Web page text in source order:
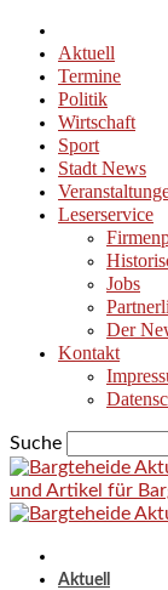
Aktuell
Termine
Politik
Wirtschaft
Sport
Stadt News
Leserservice
Jobs
Der
Kontakt
Suche
und Artikel für
Aktuell